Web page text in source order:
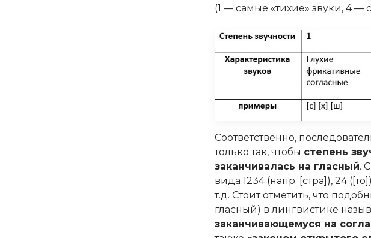
(1 — самые «тихие» звуки, 4 —
Соответственно,
только так, чтобы степень
заканчивалась на гласный.
вида 1234 (напр. [стра]), 24
т.д. Стоит отметить, что
гласный) в лингвистике
заканчивающемуся на